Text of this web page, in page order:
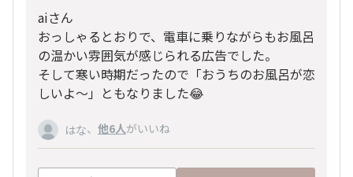
aiさん
おっしゃるとおりで、電車に乗りながらもお風呂
の温かい雰囲気が感じられる広告でした。
そして寒い時期だったので「おうちのお風呂が恋
しいよ～」ともなりました😂
はな、 他6人がいいね